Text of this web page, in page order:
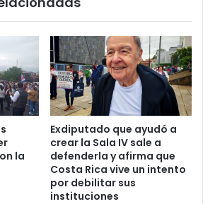
la
Exdiputado que ayudó a
crear la Sala IV sale a
defenderla y afirma que
Costa Rica vive un intento
por debilitar sus
instituciones